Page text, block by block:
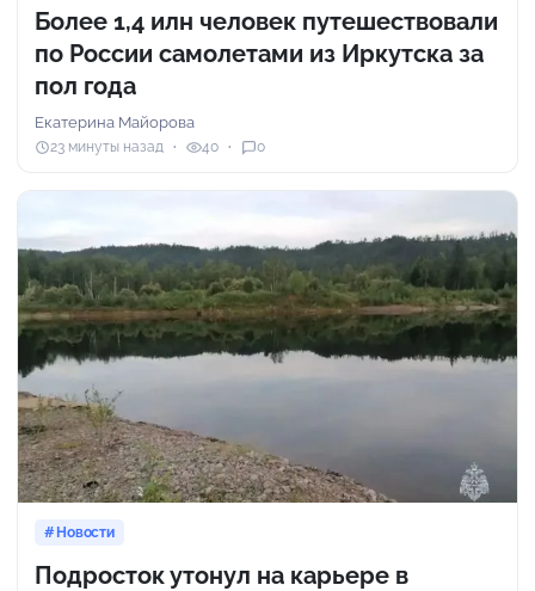
Более 1,4 илн человек путешествовали
по России самолетами из Иркутска за
пол года
Екатерина Майорова
23 минуты назад 40 0
Новости
Подросток утонул на карьере в